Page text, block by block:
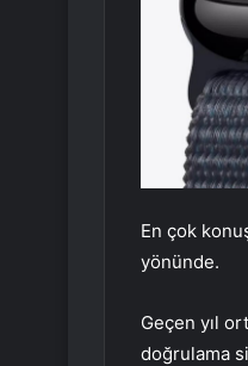
En çok
yönünde.
Geçen yıl
doğrulama